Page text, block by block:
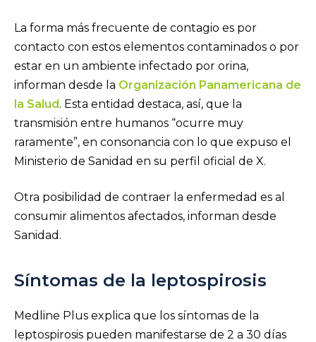
La forma más frecuente de contagio es por
contacto con estos elementos contaminados o por
estar en un ambiente infectado por orina,
informan desde la Organización Panamericana de
la Salud. Esta entidad destaca, así, que la
transmisión entre humanos “ocurre muy
raramente”, en consonancia con lo que expuso el
Ministerio de Sanidad en su perfil oficial de X.
Otra posibilidad de contraer la enfermedad es al
consumir alimentos afectados, informan desde
Sanidad.
Síntomas de la leptospirosis
Medline Plus explica que los síntomas de la
leptospirosis pueden manifestarse de 2 a 30 días